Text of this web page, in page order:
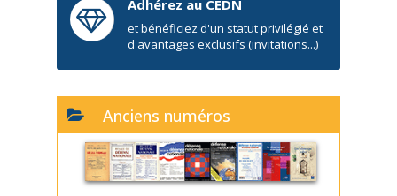
Adhérez au CEDN
et bénéficiez d'un statut privilégié et
d'avantages exclusifs (invitations...)
Anciens numéros